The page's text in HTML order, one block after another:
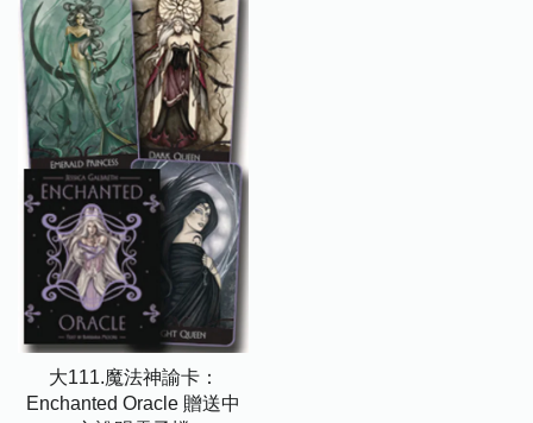
大111.魔法神諭卡：
Enchanted Oracle 贈送中